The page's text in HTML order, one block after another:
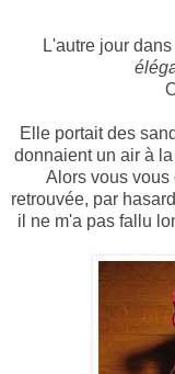
L'autre jour
Elle portait des
donnaient un air à
Alors vous vous
retrouvée, par
il ne m'a pas fallu